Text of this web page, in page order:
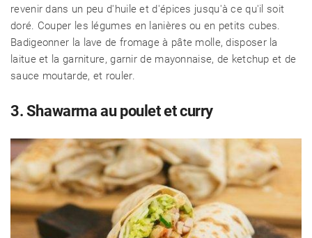
revenir dans un peu d'huile et d'épices jusqu'à ce qu'il soit
doré. Couper les légumes en lanières ou en petits cubes.
Badigeonner la lave de fromage à pâte molle, disposer la
laitue et la garniture, garnir de mayonnaise, de ketchup et de
sauce moutarde, et rouler.
3. Shawarma au poulet et curry